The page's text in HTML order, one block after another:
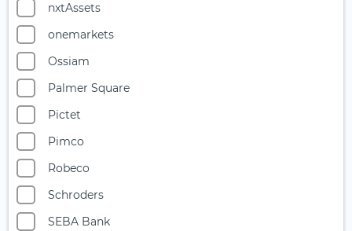
nxtAssets
onemarkets
Ossiam
Palmer Square
Pictet
Pimco
Robeco
Schroders
SEBA Bank